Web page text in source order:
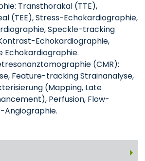
Transthorakal (TTE),
(TEE), Stress-Echokardiographie,
Speckle-tracking
Echokardiographie,
Echokardiographie.
(CMR):
Feature-tracking Strainanalyse,
(Mapping, Late
Perfusion, Flow-
Angiographie.